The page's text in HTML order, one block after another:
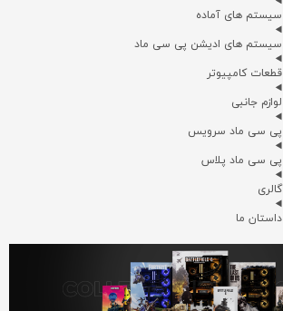
سیستم های آماده
سیستم های ادیشن پی سی ماد
قطعات کامپیوتر
لوازم جانبی
پی سی ماد سرویس
پی سی ماد پلاس
گالری
داستان ما